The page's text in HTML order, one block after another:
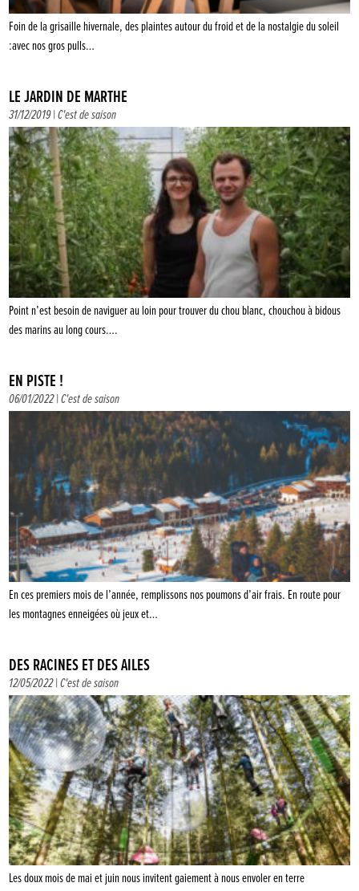
Foin de la grisaille hivernale, des plaintes autour du froid et de la nostalgie du soleil
:avec nos gros pulls…
LE JARDIN DE MARTHE
31/12/2019 |C'est de saison
Point n’est besoin de naviguer au loin pour trouver du chou blanc, chouchou à bidous
des marins au long cours….
EN PISTE !
06/01/2022 |C'est de saison
En ces premiers mois de l’année, remplissons nos poumons d’air frais. En route pour
les montagnes enneigées où jeux et…
DES RACINES ET DES AILES
12/05/2022 |C'est de saison
Les doux mois de mai et juin nous invitent gaiement à nous envoler en terre